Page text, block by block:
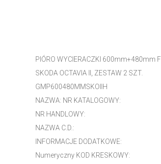
PIÓRO WYCIERACZKI 600mm+480mm
SKODA OCTAVIA II, ZESTAW 2 SZT.
GMP600480MMSKOIIH
NAZWA: NR KATALOGOWY:
NR HANDLOWY:
NAZWA C.D.:
INFORMACJE DODATKOWE:
Numeryczny KOD KRESKOWY: